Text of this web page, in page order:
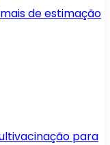
de estimação
para